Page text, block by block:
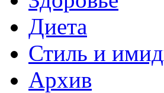
Диета
Стиль и
Архив